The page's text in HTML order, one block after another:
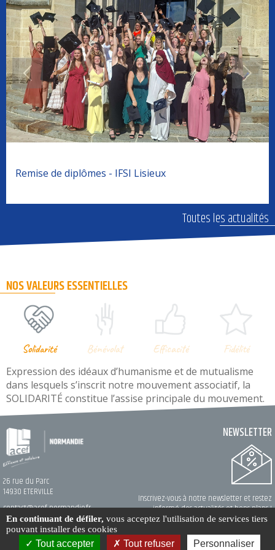
de diplômes - IFSI Lisieux
Toutes les actualités
NOS VALEURS ESSENTIELLES
Solidarité Bénévolat Efficacité
Fidélité
Expression des idéaux d’humanisme et de mutualisme
dans lesquels s’inscrit notre mouvement associatif, la
SOLIDARITÉ constitue l’assise principale du mouvement.
26 rue du Parc
14930 ETERVILLE
contact@acef-normandie.fr
NEWSLETTER
Inscrivez-vous à notre newsletter et restez
informé des actualités et bons plans !
CréationMak2
HébergementMaSolutionWeb.com Gestion des cookies
Mentions légales
En continuant de défiler, vous acceptez l'utilisation de services tiers
pouvant installer des cookies
Tout accepter Tout refuser Personnaliser